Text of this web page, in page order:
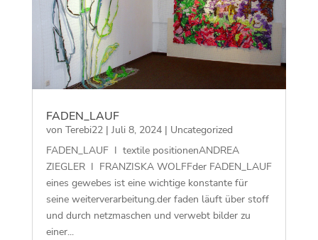
FADEN_LAUF
von Terebi22| Juli 8, 2024| Uncategorized
FADEN_LAUF I textile positionenANDREA
ZIEGLER I FRANZISKA WOLFFder FADEN_LAUF
eines gewebes ist eine wichtige konstante für
seine weiterverarbeitung.der faden läuft über stoff
und durch netzmaschen und verwebt bilder zu
einer...